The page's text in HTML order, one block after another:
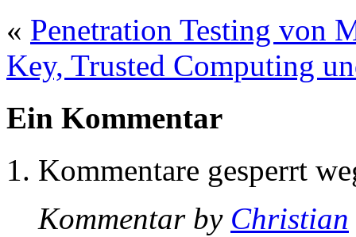
« Penetration Testing von
Key, Trusted Computing
Ein Kommentar
Kommentare gesperrt
Kommentar by Christian